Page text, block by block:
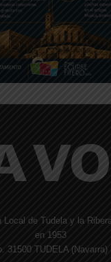
de Tudela y la
en 1953
31500 TUDELA (Navarra)